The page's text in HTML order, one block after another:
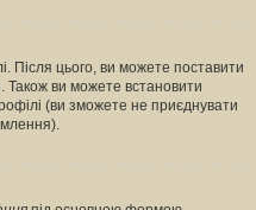
Після цього, ви можете поставити
Також ви можете встановити
(ви зможете не приєднувати